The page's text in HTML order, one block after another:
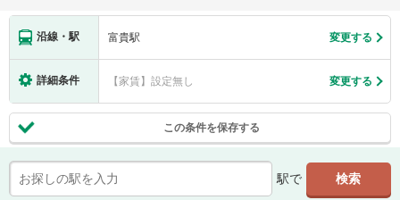
沿線・駅 富貴駅 変更する
詳細条件 【家賃】設定無し 変更する
この条件を保存する
駅で